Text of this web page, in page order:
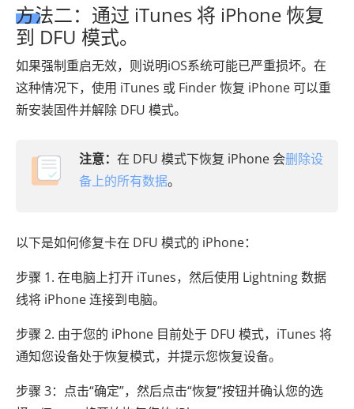
方法二：通过 iTunes 将 iPhone 恢复
到 DFU 模式。
如果强制重启无效，则说明iOS系统可能已严重损坏。在
这种情况下，使用 iTunes 或 Finder 恢复 iPhone 可以重
新安装固件并解除 DFU 模式。
注意： 在 DFU 模式下恢复 iPhone 会删除设
备上的所有数据。
以下是如何修复卡在 DFU 模式的 iPhone：
步骤 1. 在电脑上打开 iTunes，然后使用 Lightning 数据
线将 iPhone 连接到电脑。
步骤 2. 由于您的 iPhone 目前处于 DFU 模式，iTunes 将
通知您设备处于恢复模式，并提示您恢复设备。
步骤 3：点击“确定”，然后点击“恢复”按钮并确认您的选